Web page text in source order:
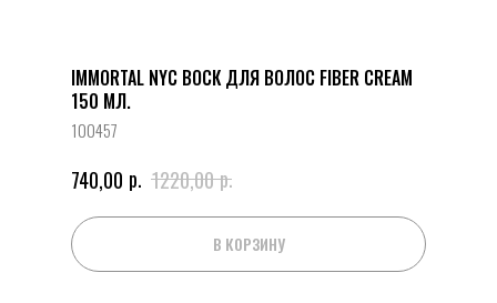
IMMORTAL NYC ВОСК ДЛЯ ВОЛОС FIBER CREAM
150 МЛ.
100457
740,00 р. 1220,00р.
В КОРЗИНУ